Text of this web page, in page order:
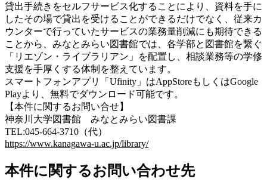
貸出手続きをセルフサービス化することにより、資料を手に
したその場で貸出を受けることができるだけでなく、従来カ
ウンターで行っていたサービスの業務量削減にも期待できる
ことから、みなとみらい図書館では、各学部と図書館を繋ぐ
「リエゾン・ライブラリアン」を配置し、相談業務等の学修
支援を手厚くする体制を整えています。
スマートフォンアプリ「Ufinity」はAppStoreもしくはGoogle
Playより、無料でダウンロード可能です。
【本件に関するお問い合せ】
神奈川大学図書館 みなとみらい図書課
TEL:045-664-3710（代）
https://www.kanagawa-u.ac.jp/library/
本件に関するお問い合わせ先